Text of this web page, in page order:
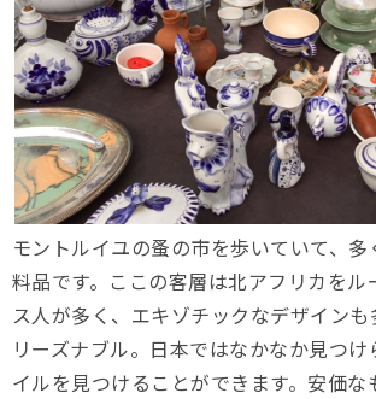
モントルイユの蚤の市を歩いていて、
料品です。ここの客層は北アフリカをル
ス人が多く、エキゾチックなデザインも
リーズナブル。日本ではなかなか見つ
イルを見つけることができます。安価な